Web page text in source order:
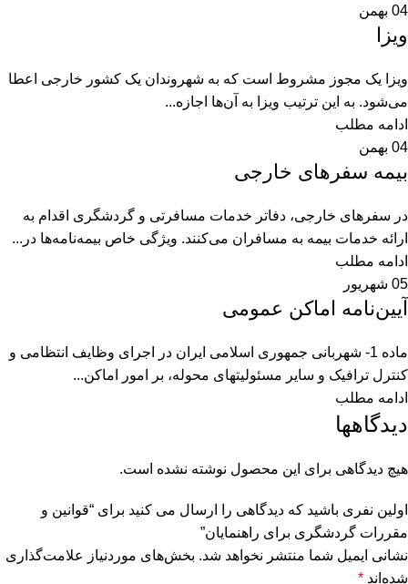
04 بهمن
ویزا
ویزا یک مجوز مشروط است که به شهروندان یک کشور خارجی اعطا
می‌شود. به این ترتیب ویزا به آن‌ها اجازه...
ادامه مطلب
04 بهمن
بیمه سفرهای خارجی
در سفرهای خارجی، دفاتر خدمات مسافرتی و گردشگری اقدام به
ارائه خدمات بیمه به مسافران می‌کنند. ویژگی خاص بیمه‌نامه‌ها در...
ادامه مطلب
05 شهریور
آیین‌‌نامه اماکن عمومی
‌ماده 1- شهربانی جمهوری اسلامی ایران در اجرای وظایف انتظامی و
کنترل ترافیک و سایر مسئولیتهای محوله، بر امور اماکن...
ادامه مطلب
دیدگاهها
هیچ دیدگاهی برای این محصول نوشته نشده است.
اولین نفری باشید که دیدگاهی را ارسال می کنید برای “قوانین و
مقررات گردشگری برای راهنمایان”
نشانی ایمیل شما منتشر نخواهد شد. بخش‌های موردنیاز علامت‌گذاری
شده‌اند *